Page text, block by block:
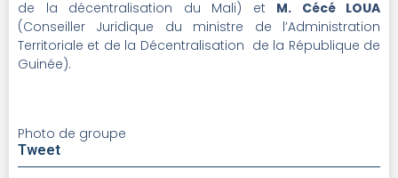
de la décentralisation du Mali) et M. Cécé LOUA
(Conseiller Juridique du ministre de l’Administration
Territoriale et de la Décentralisation de la République de
Guinée).
Photo de groupe
Tweet